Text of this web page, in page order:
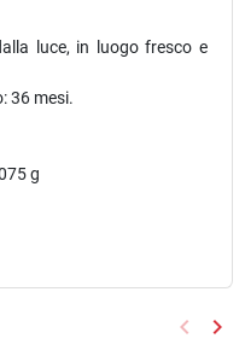
luce, in luogo fresco e
36 mesi.
g
keyboard_arrow_left keyboard_arrow_right